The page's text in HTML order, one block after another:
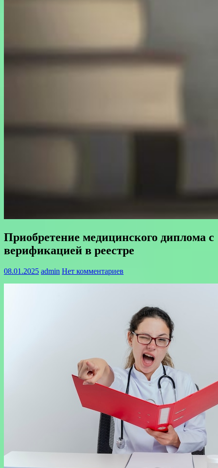
Приобретение медицинского диплома с
верификацией в реестре
08.01.2025 admin Нет комментариев